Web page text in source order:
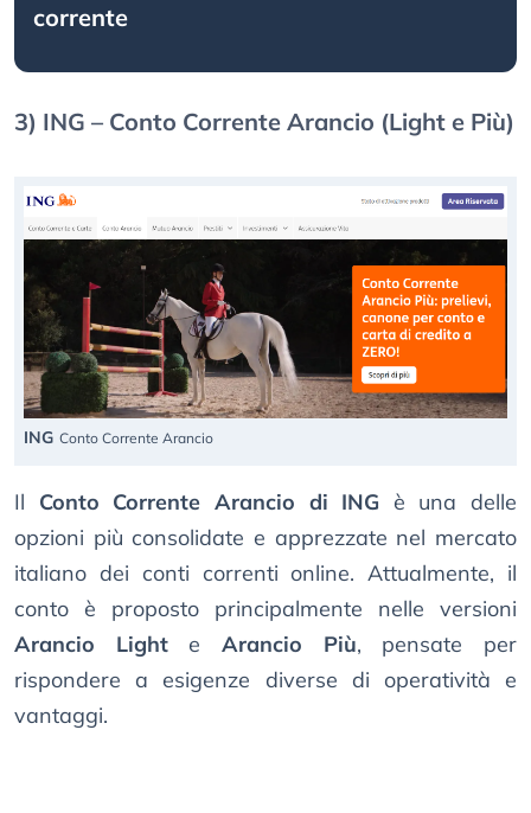
corrente
3) ING – Conto Corrente Arancio (Light e Più)
ING Conto Corrente Arancio
Il Conto Corrente Arancio di ING è una delle
opzioni più consolidate e apprezzate nel mercato
italiano dei conti correnti online. Attualmente, il
conto è proposto principalmente nelle versioni
Arancio LighteArancio Più, pensate per
rispondere a esigenze diverse di operatività e
vantaggi.